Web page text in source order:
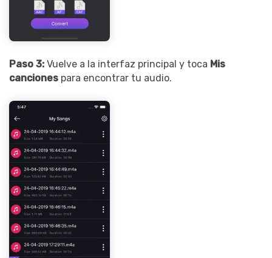
Paso 3: Vuelve a la interfaz principal y toca Mis
canciones para encontrar tu audio.